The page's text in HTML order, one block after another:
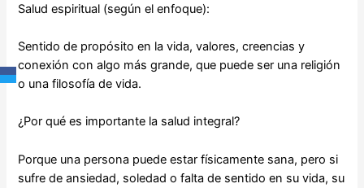
Salud espiritual (según el enfoque):
Sentido de propósito en la vida, valores, creencias y
conexión con algo más grande, que puede ser una religión
o una filosofía de vida.
¿Por qué es importante la salud integral?
Porque una persona puede estar físicamente sana, pero si
sufre de ansiedad, soledad o falta de sentido en su vida, su